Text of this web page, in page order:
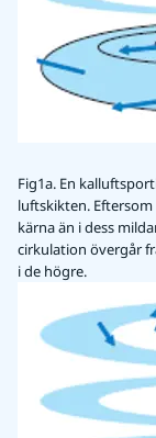
Fig1a. En
luftskikten.
kärna än i dess
cirkulation övergår
i de högre.